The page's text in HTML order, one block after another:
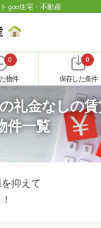
goo住宅・不動産
0
物件
0
保存した条件
礼金なしの
件一覧
抑えて